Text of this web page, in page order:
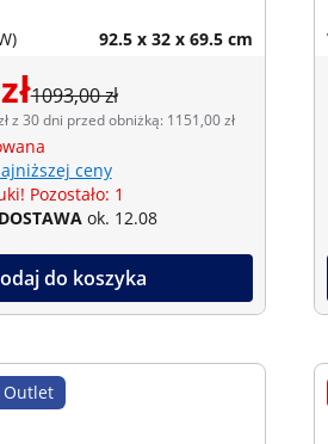
92.5 x 32 x 69.5 cm
1093,00 zł
z 30 dni przed obniżką: 1151,00 zł
ceny
Pozostało: 1
ok. 12.08
do koszyka
Outlet